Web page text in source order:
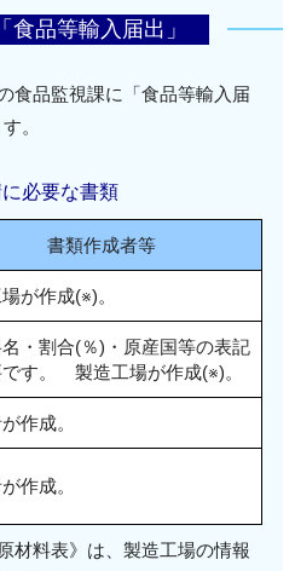
食品等輸入届出」
食品監視課に「食品等輸入届
。
必要な書類
書類作成者等
が作成(※)。
名・割合(％)・原産国等の表記
す。 製造工場が作成(※)。
作成。
作成。
材料表》は、製造工場の情報